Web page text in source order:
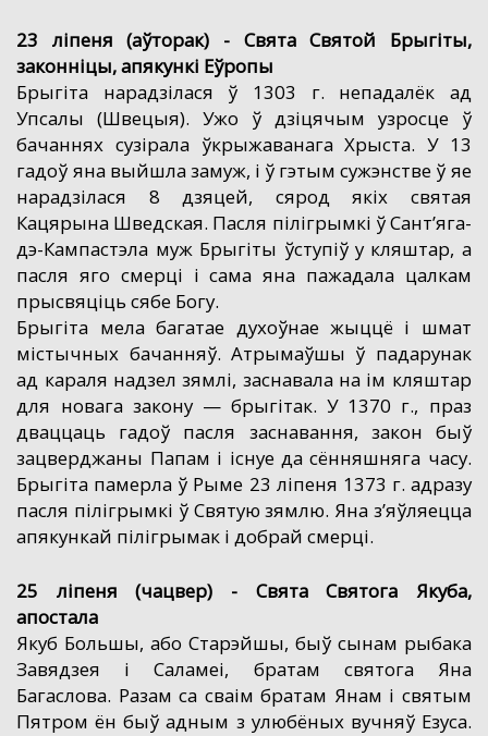
23 ліпеня (аўторак) - Свята Святой Брыгіты,
законніцы, апякункі Еўропы
Брыгіта нарадзілася ў 1303 г. непадалёк ад
Упсалы (Швецыя). Ужо ў дзіцячым узросце ў
бачаннях сузірала ўкрыжаванага Хрыста. У 13
гадоў яна выйшла замуж, і ў гэтым сужэнстве ў яе
нарадзілася 8 дзяцей, сярод якіх святая
Кацярына Шведская. Пасля пілігрымкі ў Сант’яга-
дэ-Кампастэла муж Брыгіты ўступіў у кляштар, а
пасля яго смерці і сама яна пажадала цалкам
прысвяціць сябе Богу.
Брыгіта мела багатае духоўнае жыццё і шмат
містычных бачанняў. Атрымаўшы ў падарунак
ад караля надзел зямлі, заснавала на ім кляштар
для новага закону — брыгітак. У 1370 г., праз
дваццаць гадоў пасля заснавання, закон быў
зацверджаны Папам і існуе да сённяшняга часу.
Брыгіта памерла ў Рыме 23 ліпеня 1373 г. адразу
пасля пілігрымкі ў Святую зямлю. Яна з’яўляецца
апякункай пілігрымак і добрай смерці.
25 ліпеня (чацвер) - Свята Cвятога Якуба,
апостала
Якуб Большы, або Старэйшы, быў сынам рыбака
Завядзея і Саламеі, братам святога Яна
Багаслова. Разам са сваім братам Янам і святым
Пятром ён быў адным з улюбёных вучняў Езуса.